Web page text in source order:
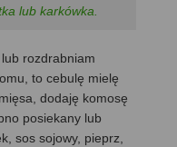
lub karkówka.
rozdrabniam
to cebulę mielę
dodaję komosę
posiekany lub
sos sojowy, pieprz,